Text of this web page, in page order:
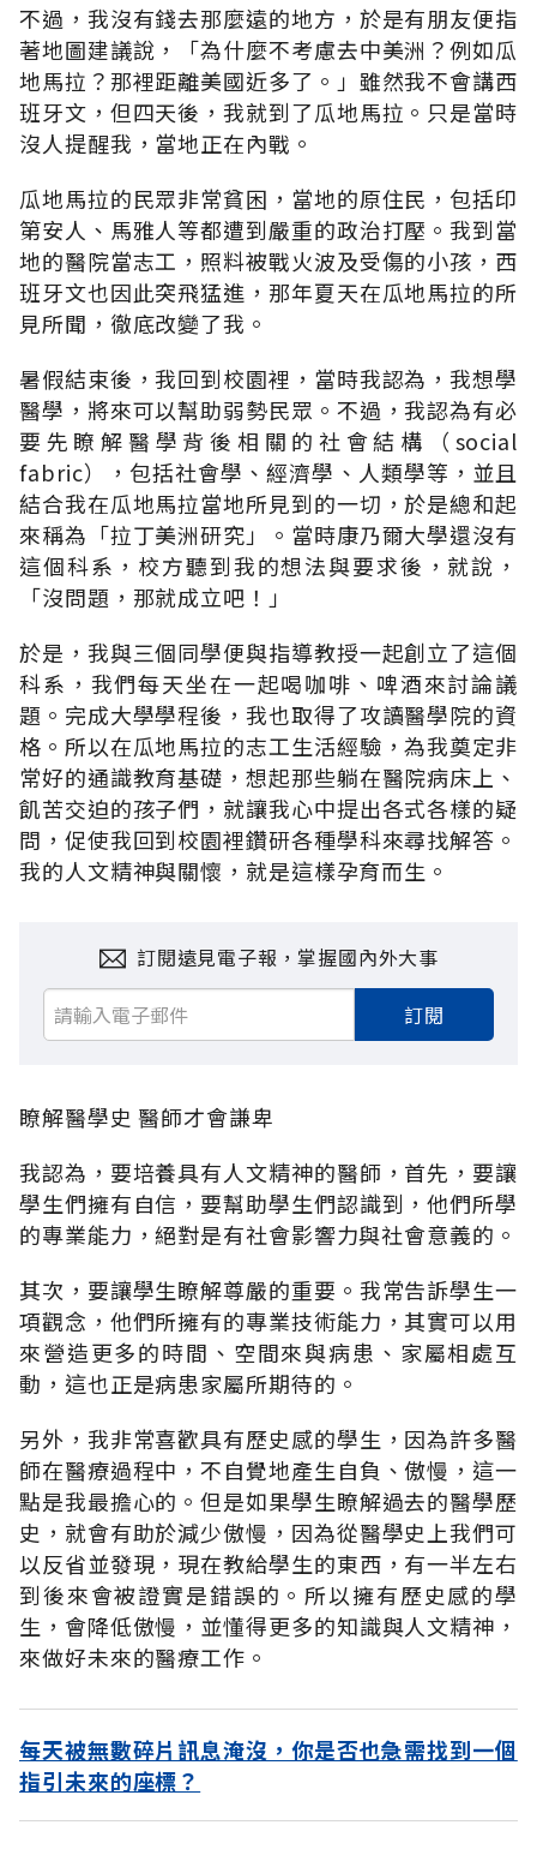
不過，我沒有錢去那麼遠的地方，於是有朋友便指
著地圖建議說，「為什麼不考慮去中美洲？例如瓜
地馬拉？那裡距離美國近多了。」雖然我不會講西
班牙文，但四天後，我就到了瓜地馬拉。只是當時
沒人提醒我，當地正在內戰。
瓜地馬拉的民眾非常貧困，當地的原住民，包括印
第安人、馬雅人等都遭到嚴重的政治打壓。我到當
地的醫院當志工，照料被戰火波及受傷的小孩，西
班牙文也因此突飛猛進，那年夏天在瓜地馬拉的所
見所聞，徹底改變了我。
暑假結束後，我回到校園裡，當時我認為，我想學
醫學，將來可以幫助弱勢民眾。不過，我認為有必
要先瞭解醫學背後相關的社會結構（social
fabric），包括社會學、經濟學、人類學等，並且
結合我在瓜地馬拉當地所見到的一切，於是總和起
來稱為「拉丁美洲研究」。當時康乃爾大學還沒有
這個科系，校方聽到我的想法與要求後，就說，
「沒問題，那就成立吧！」
於是，我與三個同學便與指導教授一起創立了這個
科系，我們每天坐在一起喝咖啡、啤酒來討論議
題。完成大學學程後，我也取得了攻讀醫學院的資
格。所以在瓜地馬拉的志工生活經驗，為我奠定非
常好的通識教育基礎，想起那些躺在醫院病床上、
飢苦交迫的孩子們，就讓我心中提出各式各樣的疑
問，促使我回到校園裡鑽研各種學科來尋找解答。
我的人文精神與關懷，就是這樣孕育而生。
訂閱遠見電子報，掌握國內外大事
訂閱
瞭解醫學史 醫師才會謙卑
我認為，要培養具有人文精神的醫師，首先，要讓
學生們擁有自信，要幫助學生們認識到，他們所學
的專業能力，絕對是有社會影響力與社會意義的。
其次，要讓學生瞭解尊嚴的重要。我常告訴學生一
項觀念，他們所擁有的專業技術能力，其實可以用
來營造更多的時間、空間來與病患、家屬相處互
動，這也正是病患家屬所期待的。
另外，我非常喜歡具有歷史感的學生，因為許多醫
師在醫療過程中，不自覺地產生自負、傲慢，這一
點是我最擔心的。但是如果學生瞭解過去的醫學歷
史，就會有助於減少傲慢，因為從醫學史上我們可
以反省並發現，現在教給學生的東西，有一半左右
到後來會被證實是錯誤的。所以擁有歷史感的學
生，會降低傲慢，並懂得更多的知識與人文精神，
來做好未來的醫療工作。
每天被無數碎片訊息淹沒，你是否也急需找到一個
指引未來的座標？